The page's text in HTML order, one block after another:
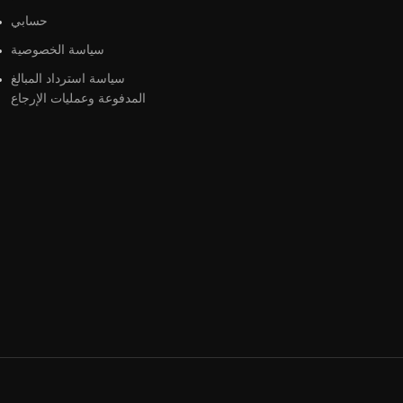
حسابي
سياسة الخصوصية
سياسة استرداد المبالغ
المدفوعة وعمليات الإرجاع